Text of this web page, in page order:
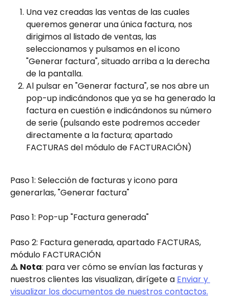
Una vez creadas las ventas de las cuales
queremos generar una única factura, nos
dirigimos al listado de ventas, las
seleccionamos y pulsamos en el icono
"Generar factura", situado arriba a la derecha
de la pantalla.
Al pulsar en "Generar factura", se nos abre un
pop-up indicándonos que ya se ha generado la
factura en cuestión e indicándonos su número
de serie (pulsando este podremos acceder
directamente a la factura; apartado
FACTURAS del módulo de FACTURACIÓN)
Paso 1: Selección de facturas y icono para
generarlas, "Generar factura"
Paso 1: Pop-up "Factura generada"
Paso 2: Factura generada, apartado FACTURAS,
módulo FACTURACIÓN
⚠️ Nota: para ver cómo se envían las facturas y
nuestros clientes las visualizan, dirígete a Enviar y
visualizar los documentos de nuestros contactos.